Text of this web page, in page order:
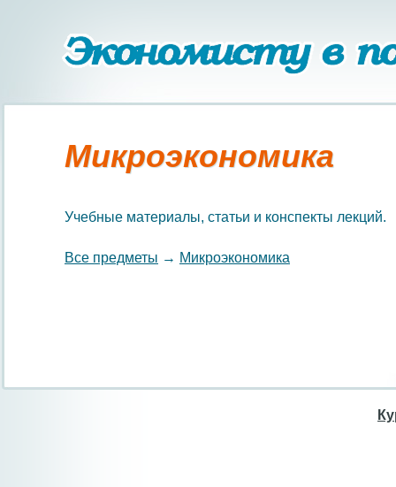
Микроэкономика
Учебные материалы, статьи и конспекты лекций.
Все предметы → Микроэкономика